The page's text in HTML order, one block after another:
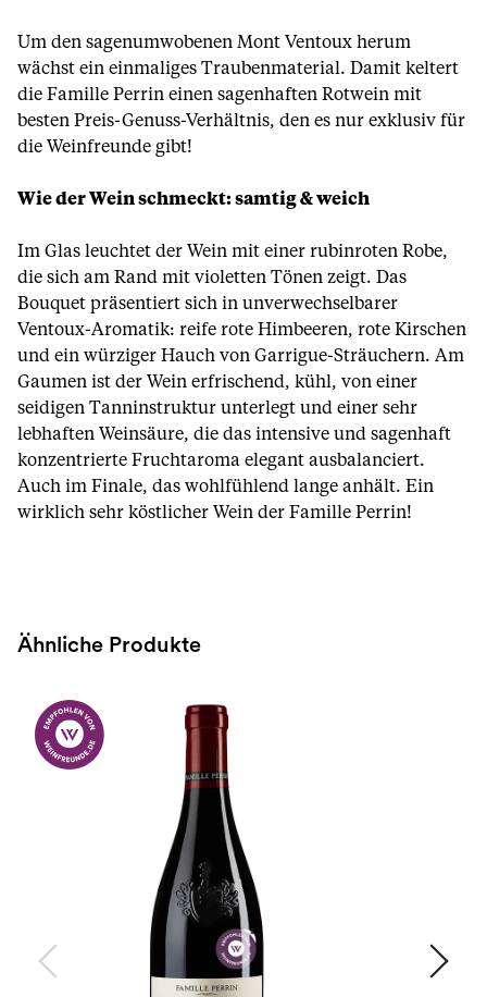
Um den sagenumwobenen Mont Ventoux herum
wächst ein einmaliges Traubenmaterial. Damit keltert
die Famille Perrin einen sagenhaften Rotwein mit
besten Preis-Genuss-Verhältnis, den es nur exklusiv für
die Weinfreunde gibt!
Wie der Wein schmeckt: samtig & weich
Im Glas leuchtet der Wein mit einer rubinroten Robe,
die sich am Rand mit violetten Tönen zeigt. Das
Bouquet präsentiert sich in unverwechselbarer
Ventoux-Aromatik: reife rote Himbeeren, rote Kirschen
und ein würziger Hauch von Garrigue-Sträuchern. Am
Gaumen ist der Wein erfrischend, kühl, von einer
seidigen Tanninstruktur unterlegt und einer sehr
lebhaften Weinsäure, die das intensive und sagenhaft
konzentrierte Fruchtaroma elegant ausbalanciert.
Auch im Finale, das wohlfühlend lange anhält. Ein
wirklich sehr köstlicher Wein der Famille Perrin!
Ähnliche Produkte